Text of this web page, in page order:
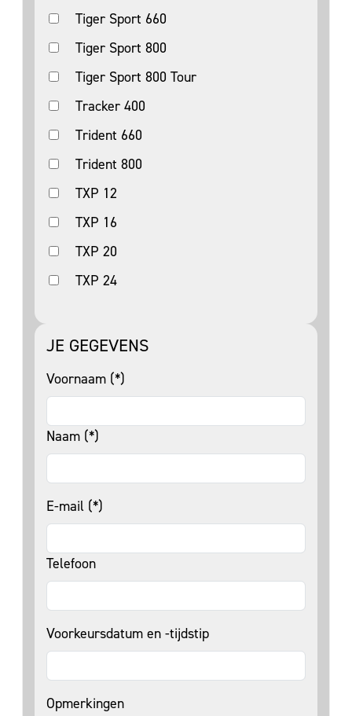
Tiger Sport 660
Tiger Sport 800
Tiger Sport 800 Tour
Tracker 400
Trident 660
Trident 800
TXP 12
TXP 16
TXP 20
TXP 24
JE GEGEVENS
Voornaam (*)
Naam (*)
E-mail (*)
Telefoon
Voorkeursdatum en -tijdstip
Opmerkingen